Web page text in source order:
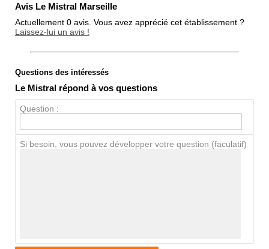
Avis Le Mistral Marseille
Actuellement 0 avis. Vous avez apprécié cet établissement ?
Laissez-lui un avis !
Note globale
Questions des intéressés
Le Mistral répond à vos questions
Question :
Si besoin, vous pouvez développer votre question (faculatif)